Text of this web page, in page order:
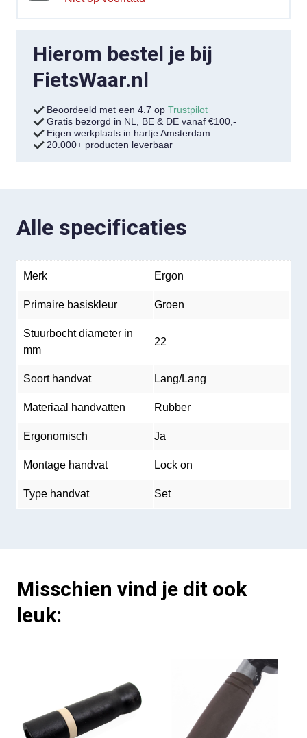
Hierom bestel je bij
FietsWaar.nl
Beoordeeld met een 4.7 op Trustpilot
Gratis bezorgd in NL, BE & DE vanaf €100,-
Eigen werkplaats in hartje Amsterdam
20.000+ producten leverbaar
Alle specificaties
Merk Ergon
Primaire basiskleur Groen
Stuurbocht diameter in
mm
22
Soort handvat Lang/Lang
Materiaal handvatten Rubber
Ergonomisch Ja
Montage handvat Lock on
Type handvat Set
Misschien vind je dit ook
leuk: